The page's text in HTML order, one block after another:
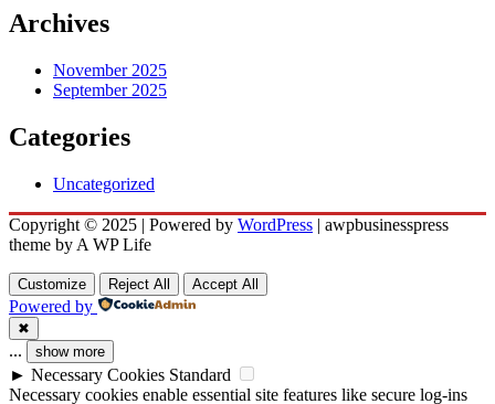
Archives
November 2025
September 2025
Categories
Uncategorized
Copyright © 2025 | Powered by WordPress | awpbusinesspress
theme by A WP Life
Customize Reject All Accept All
Powered by
✖
... show more
► Necessary Cookies Standard
Necessary cookies enable essential site features like secure log-ins